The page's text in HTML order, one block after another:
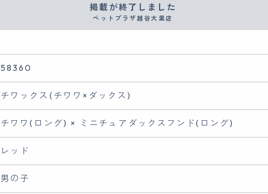
掲載が終了しました
ペットプラザ越谷大里店
58360
チワックス(チワワ×ダックス)
チワワ(ロング) × ミニチュアダックスフンド(ロング)
レッド
男の子